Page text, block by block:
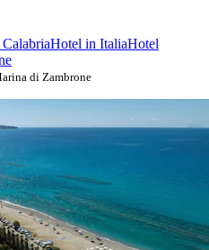
Hotel in ItaliaHotel
di Zambrone